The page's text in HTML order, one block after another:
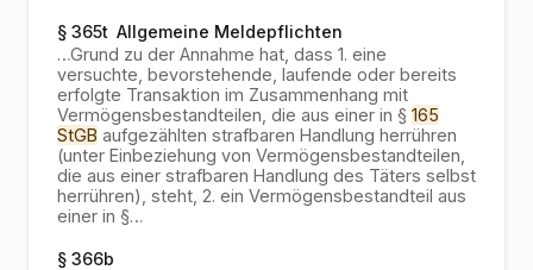
§ 365t Allgemeine Meldepflichten
…Grund zu der Annahme hat, dass 1. eine
versuchte, bevorstehende, laufende oder bereits
erfolgte Transaktion im Zusammenhang mit
Vermögensbestandteilen, die aus einer in § 165
StGB aufgezählten strafbaren Handlung herrühren
(unter Einbeziehung von Vermögensbestandteilen,
die aus einer strafbaren Handlung des Täters selbst
herrühren), steht, 2. ein Vermögensbestandteil aus
einer in §…
§ 366b